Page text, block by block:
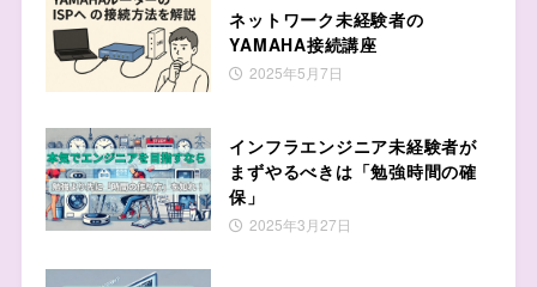
ネットワーク未経験者の
YAMAHA接続講座
2025年5月7日
インフラエンジニア未経験者が
まずやるべきは「勉強時間の確
保」
2025年3月27日